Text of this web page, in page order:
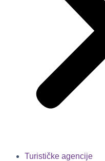
Turističke agencije